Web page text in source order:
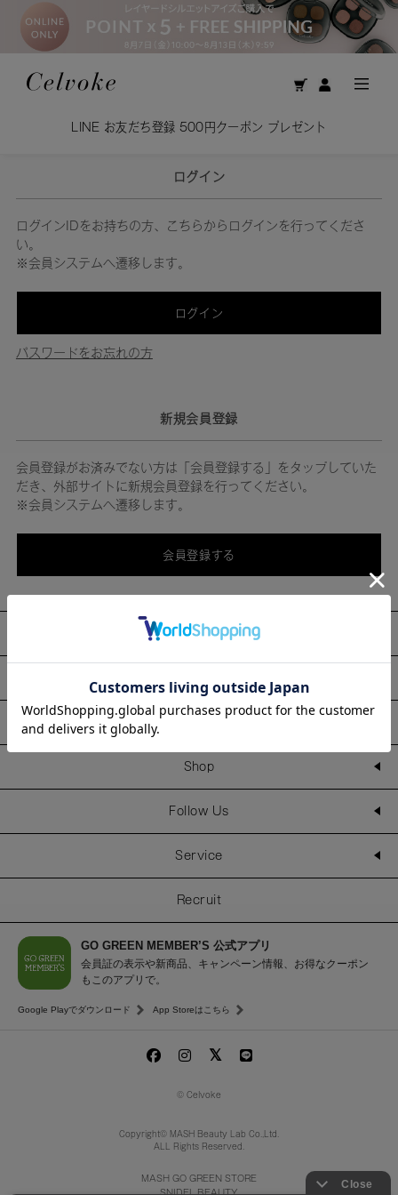
LINE お友だち登録 500円クーポン プレゼント
ログイン
ログインIDをお持ちの方、こちらからログインを行ってくださ
い。
※会員システムへ遷移します。
ログイン
パスワードをお忘れの方
新規会員登録
会員登録がお済みでない方は「会員登録する」をタップしていた
だき、外部サイトに新規会員登録を行ってください。
※会員システムへ遷移します。
会員登録する
About
Shop
Follow Us
Service
Recruit
GO GREEN MEMBER’S 公式アプリ
会員証の表示や新商品、キャンペーン情報、お得なクーポン
もこのアプリで。
Google Playでダウンロード App Storeはこちら
© Celvoke
Copyright© MASH Beauty Lab Co.,Ltd.
ALL Rights Reserved.
MASH GO GREEN STORE
SNIDEL BEAUTY